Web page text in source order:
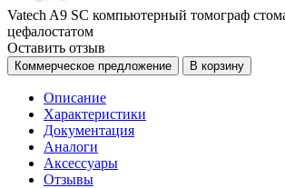
Vatech A9 SC компьютерный томограф
цефалостатом
Оставить отзыв
Коммерческое предложение В корзину
Описание
Характеристики
Документация
Аналоги
Аксессуары
Отзывы